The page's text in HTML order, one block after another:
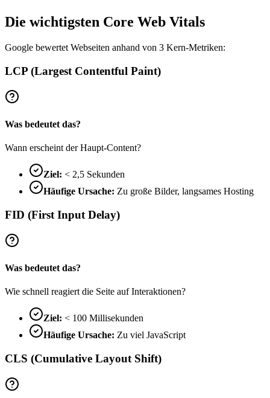
Die wichtigsten Core Web Vitals
Google bewertet Webseiten anhand von 3 Kern-Metriken:
LCP (Largest Contentful Paint)
Was bedeutet das?
Wann erscheint der Haupt-Content?
Ziel: < 2,5 Sekunden
Häufige Ursache: Zu große Bilder, langsames Hosting
FID (First Input Delay)
Was bedeutet das?
Wie schnell reagiert die Seite auf Interaktionen?
Ziel: < 100 Millisekunden
Häufige Ursache: Zu viel JavaScript
CLS (Cumulative Layout Shift)